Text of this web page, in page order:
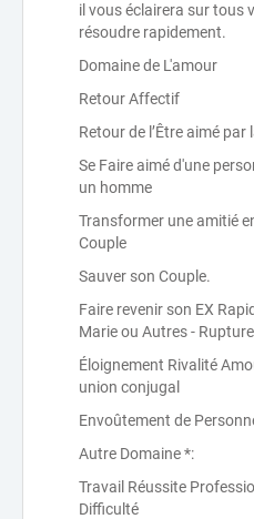
il vous éclairera sur tous
résoudre rapidement.
Domaine de L'amour
Retour Affectif
Retour de l’Être aimé
Se Faire aimé d'une
un homme
Transformer une amitié
Couple
Sauver son Couple.
Faire revenir son EX
Marie ou Autres -
Éloignement Rivalité
union conjugal
Envoûtement de
Autre Domaine *:
Travail Réussite
Difficulté